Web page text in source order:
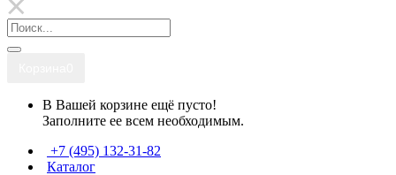
В Вашей корзине ещё пусто!
Заполните ее всем необходимым.
+7 (495) 132-31-82
Каталог